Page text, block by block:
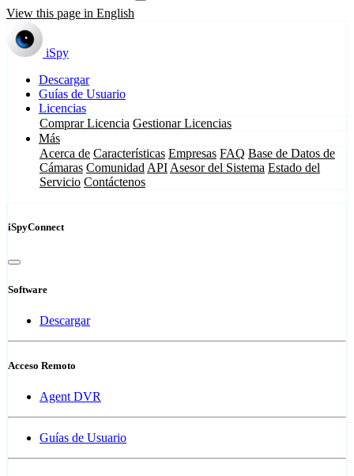
View this page in English
iSpy
Descargar
Guías de Usuario
Licencias
Comprar Licencia Gestionar Licencias
Más
Acerca de Características Empresas FAQ Base de Datos de
Cámaras Comunidad API Asesor del Sistema Estado del
Servicio Contáctenos
iSpyConnect
Software
Descargar
Acceso Remoto
Agent DVR
Guías de Usuario